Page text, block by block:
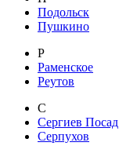
Подольск
Пушкино
Р
Раменское
Реутов
С
Сергиев Посад
Серпухов